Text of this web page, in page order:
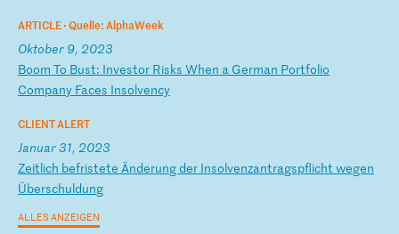
ARTICLE ·Quelle: AlphaWeek
Oktober 9, 2023
Boom To Bust: Investor Risks When a German Portfolio
Company Faces Insolvency
CLIENT ALERT
Januar 31, 2023
Zeitlich befristete Änderungder Insolvenzantragspflicht wegen
Überschuldung
ALLES ANZEIGEN